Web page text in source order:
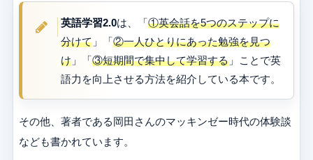
英語学習2.0は、「①英会話を5つのステップに
分けて」「②一人ひとりにあった勉強を見つ
け」「③短期間で集中して学習する」ことで英
語力を向上させる方法を紹介している本です。
その他、著者である岡田さんのマッキンゼー時代の体験談
なども書かれています。